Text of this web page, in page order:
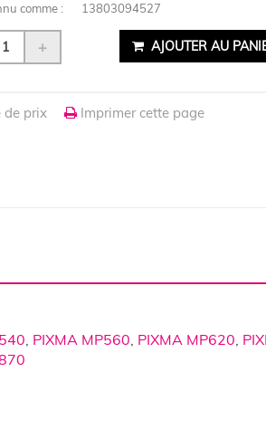
comme : 13803094527
+ AJOUTER AU
de prix Imprimer cette page
, PIXMA MP560, PIXMA MP620,